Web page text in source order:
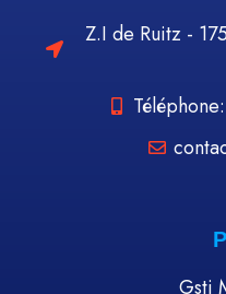
Z.I de Ruitz -
Gsti